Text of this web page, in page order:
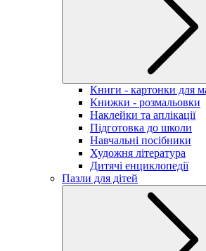
Книги - картонки для
Книжки - розмальовки
Наклейки та аплікації
Підготовка до школи
Навчальні посібники
Художня література
Дитячі енциклопедії
Пазли для дітей